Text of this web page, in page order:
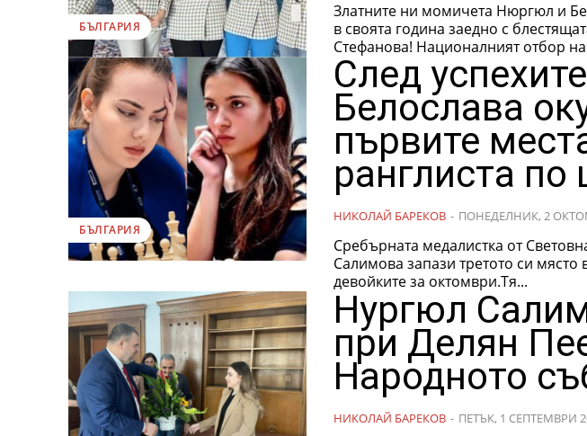
БЪЛГАРИЯ
Златните ни момичета Нюргюл и
в своята година заедно с
Стефанова! Националният
БЪЛГАРИЯ
След
Белослава
първите
ранглиста по
НИКОЛАЙ БАРЕКОВ - ПОНЕДЕЛНИК, 2
Сребърната медалистка от
Салимова запази третото си
девойките за октомври.Тя...
Нургюл
при Делян
Народното
НИКОЛАЙ БАРЕКОВ - ПЕТЪК, 1 СЕПТЕМВРИ